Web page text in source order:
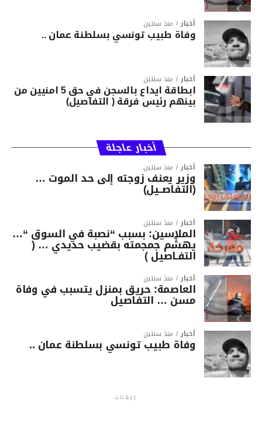
أخبار منذ سنتين
وفاة طبيب تونسي بسلطنة عمان ..
أخبار منذ سنتين
ابطاقة ايداع بالسجن في حق 5 امنيين من
بينهم رئيس فرقة ( التفاصيل)
أخبار عاجلة
أخبار منذ سنتين
وزير يعنف زوجته إلى حد الموت …
(التفاصــيل)
أخبار منذ سنتين
الملاسين: بسبب “نصبة في السوق “…
يهشّم جمجمته بقضيب حديدي … (
التفـاصيل )
أخبار منذ سنتين
العاصمة: حريق بمنزل يتسبب في وفاة
مسن … التفاصيل
أخبار منذ سنتين
وفاة طبيب تونسي بسلطنة عمان ..
إعلانات